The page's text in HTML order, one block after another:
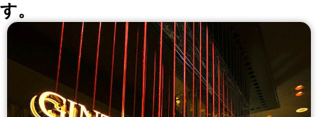
す。